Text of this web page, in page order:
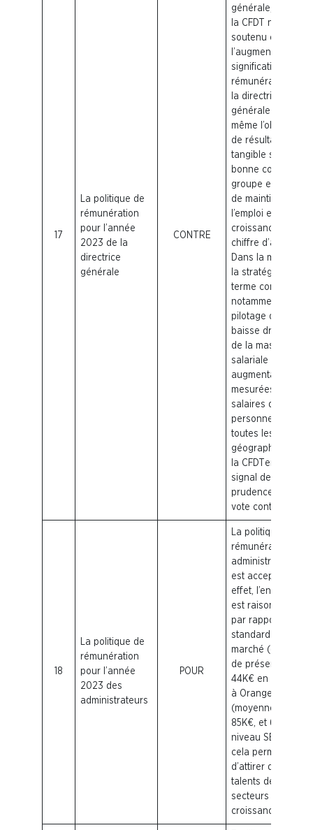
17
La politique de
rémunération
pour l’année
2023 de la
directrice
générale
CONTRE
générale,
la CFDT
n’a pas
soutenu en 2022
l’augmentation
significative de la
rémunération de
la directrice
générale avant
même l’obtention
de résultat
tangible sur la
bonne conduite du
groupe en termes
de maintien de
l’emploi et de
croissance du
chiffre d’affaires.
Dans la mesure où
la stratégie à court
terme consiste
notamment à un
pilotage d’une
baisse drastique
de la masse
salariale et des
augmentations
mesurées des
salaires du
personnel dans
toutes les zones
géographiques,
la CFDT envoie un
signal de
prudence par son
vote contre.
18
La politique de
rémunération
pour l’année
2023 des
administrateurs
POUR
La politique de
rémunération des
administrateurs
est acceptable. En
effet, l’enveloppe
est raisonnable
par rapport au
standard du
marché (cf. jetons
de présence :
44K€ en moyenne
à Orange
(moyenne CAC40,
85K€, et 61K€
niveau SBF 120) et
cela permet
d’attirer des
talents des
secteurs en
croissance.